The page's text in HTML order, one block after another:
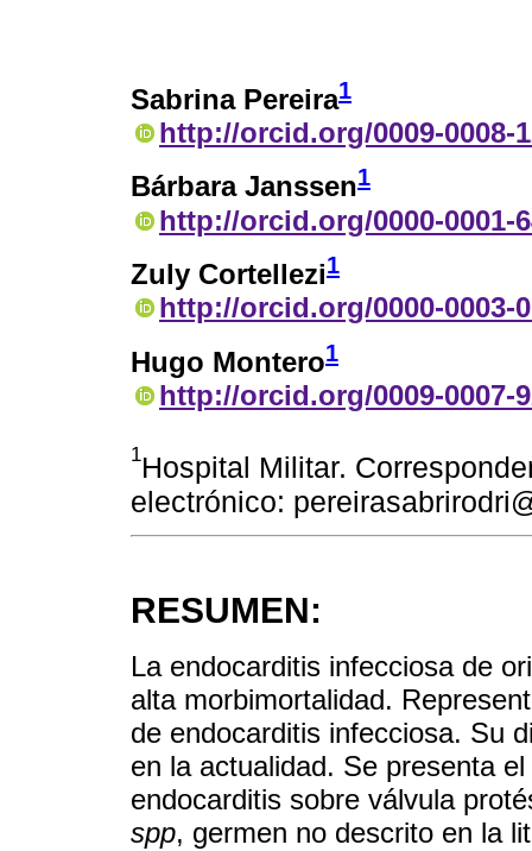
Sabrina Pereira1
http://orcid.org/0009-0008-
Bárbara Janssen1
http://orcid.org/0000-0001-
Zuly Cortellezi1
http://orcid.org/0000-0003-
Hugo Montero1
http://orcid.org/0009-0007-
1Hospital Militar.
electrónico:
RESUMEN:
La endocarditis infecciosa de
alta morbimortalidad.
de endocarditis infecciosa. Su
en la actualidad. Se presenta
endocarditis sobre válvula
spp, germen no descrito en la